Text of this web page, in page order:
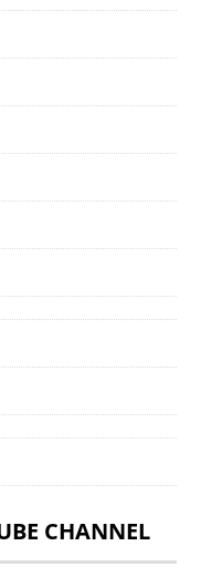
CHANNEL